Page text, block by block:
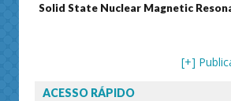
Magnetic Resonance
[+]
ACESSO RÁPIDO